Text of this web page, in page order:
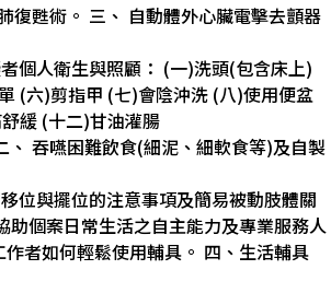
復甦術。 三、 自動體外心臟電擊去顫器
個人衛生與照顧： (一)洗頭(包含床上)
(六)剪指甲 (七)會陰沖洗 (八)使用便盆
緩 (十二)甘油灌腸
吞嚥困難飲食(細泥、細軟食等)及自製
位與擺位的注意事項及簡易被動肢體關
個案日常生活之自主能力及專業服務人
者如何輕鬆使用輔具。 四、生活輔具